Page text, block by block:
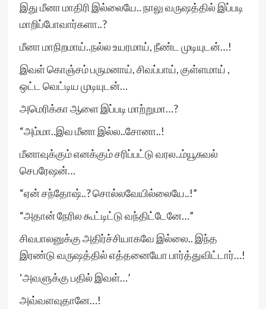
இது மீனா மாதிரி இல்லையே.. நாலு வருஷத்தில் இப்படி
மாறிப்போவார்களா..?
மீனா மாநிறமாய்..நல்ல உயரமாய், நீண்ட முடியுடன்…!
இவள் கொஞ்சம் பருமனாய், சிவப்பாய், குள்ளமாய் ,
ஒட்ட வெட்டிய முடியுடன்…
அமெரிக்கா ஆளை இப்படி மாற்றுமா…?
“அம்மா..இவ மீனா இல்ல..சோனா..!
மீனாவுக்கும் எனக்கும் சரிப்பட்டு வரல..ம்யூசுவல்
செபரேஷன்…
“ஏன் சந்தோஷ்..? சொல்லவேயில்லையே..!”
“அதான் நேரில கூட்டிட்டு வந்திட்டேனே…”
சிவபாலனுக்கு அதிர்ச்சியாகவே இல்லை.. இந்த
இரண்டு வருஷத்தில் எத்தனையோ பார்த்துவிட்டார்…!
‘அவளுக்கு பதில் இவள்…’
அவ்வளவுதானே…!